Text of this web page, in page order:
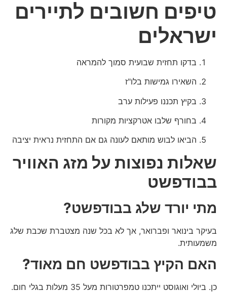
טיפים חשובים לתיירים
ישראלים
בדקו תחזית שבועית סמוך להמראה
השאירו גמישות בלו"ז
בקיץ תכננו פעילות ערב
בחורף שלבו אטרקציות מקורות
הביאו לבוש מותאם לעונה גם אם התחזית נראית יציבה
שאלות נפוצות על מזג האוויר
בבודפשט
מתי יורד שלג בבודפשט?
בעיקר בינואר ופברואר, אך לא בכל שנה מצטברת שכבת שלג
משמעותית.
האם הקיץ בבודפשט חם מאוד?
כן. ביולי ואוגוסט ייתכנו טמפרטורות מעל 35 מעלות בגלי חום.